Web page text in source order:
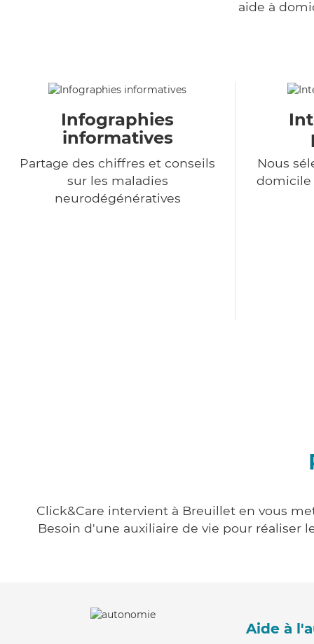
aide à
Infographies
informatives
Partage des chiffres et conseils
sur les maladies
neurodégénératives
Nous
domicile
Click&Care intervient à Breuillet en vous
Besoin d'une auxiliaire de vie pour réaliser
Aide à